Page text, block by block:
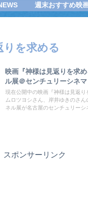
週末おすすめ映
りを求める
映画『神様は見返りを求
ル展＠センチュリーシネマ
現在公開中の映画『神様は見返り
ムロツヨシさん、岸井ゆきのさん
ネル展が名古屋のセンチュリーシ
スポンサーリンク